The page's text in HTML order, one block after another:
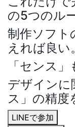
の5つのル
制作ソフト
えれば良い。
「センス
デザインに
ス」の精度
LINEで参加